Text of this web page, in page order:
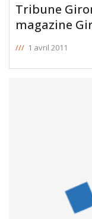
Tribune
magazine
/// 1 avril 2011